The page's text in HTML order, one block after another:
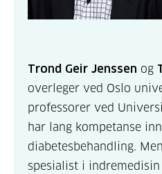
Trond Geir Jenssen og
overleger ved Oslo
professorer ved
har lang kompetanse
diabetesbehandling.
spesialist i